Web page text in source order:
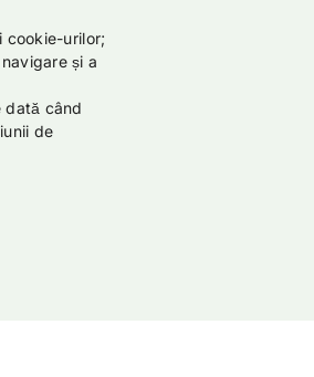
cookie-urilor;
și a
dată când
de